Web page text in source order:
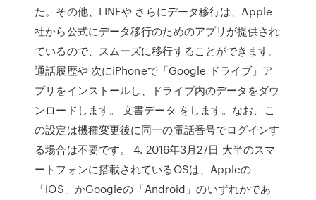
た。その他、LINEや さらにデータ移行は、Apple
社から公式にデータ移行のためのアプリが提供され
ているので、スムーズに移行することができます。
通話履歴や 次にiPhoneで「Google ドライブ」ア
プリをインストールし、ドライブ内のデータをダウ
ンロードします。 文書データ をします。なお、こ
の設定は機種変更後に同一の電話番号でログインす
る場合は不要です。 4. 2016年3月27日 大半のスマ
ートフォンに搭載されているOSは、Appleの
「iOS」かGoogleの「Android」のいずれかであ